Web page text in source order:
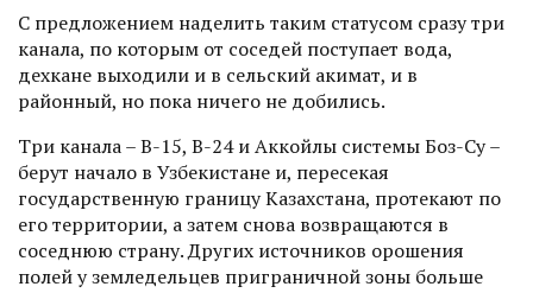
С предложением наделить таким статусом сразу три
канала, по которым от соседей поступает вода,
дехкане выходили и в сельский акимат, и в
районный, но пока ничего не добились.
Три канала – В-15, В-24 и Аккойлы системы Боз-Су –
берут начало в Узбекистане и, пересекая
государственную границу Казахстана, протекают по
его территории, а затем снова возвращаются в
соседнюю страну. Других источников орошения
полей у земледельцев приграничной зоны больше